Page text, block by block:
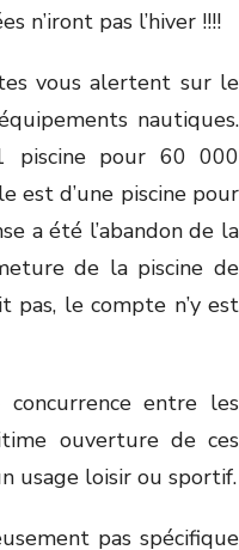
n’iront pas l’hiver !!!!
vous alertent sur le
nautiques.
piscine pour 60 000
est d’une piscine pour
a été l’abandon de la
de la piscine de
pas, le compte n’y est
concurrence entre les
ouverture de ces
usage loisir ou sportif.
pas spécifique